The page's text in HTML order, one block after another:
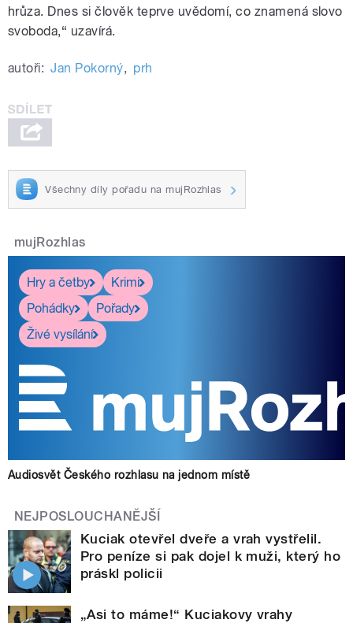
hrůza. Dnes si člověk teprve uvědomí, co znamená slovo
svoboda,“ uzavírá.
autoři: Jan Pokorný, prh
Všechny díly pořadu na mujRozhlas
mujRozhlas
Hry a četby
Krimi
Pohádky
Pořady
Živé vysílání
Audiosvět Českého rozhlasu na jednom místě
NEJPOSLOUCHANĚJŠÍ
Kuciak otevřel dveře a vrah vystřelil.
Pro peníze si pak dojel k muži, který ho
práskl policii
„Asi to máme!“ Kuciakovy vrahy